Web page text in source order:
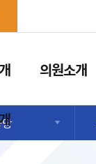
의원소개